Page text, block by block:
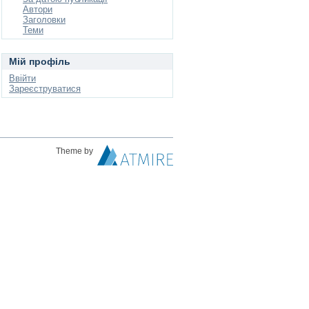
Автори
Заголовки
Теми
Мій профіль
Ввійти
Зареєструватися
Theme by